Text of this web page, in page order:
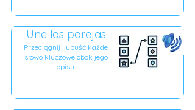
Une las parejas
Przeciągnij i upuść każde
słowo kluczowe obok jego
opisu.